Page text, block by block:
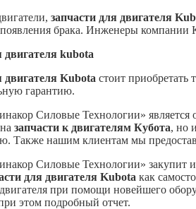
запчасти для двигателя
брака. Инженеры компании
двигателя kubota
двигателя Kubota стоит приобретать
гарантию.
Силовые Технологии»
запчасти к двигателям Кубота, но
Также нашим клиентам мы
Силовые Технологии» закупит и
для двигателя Kubota как
при помощи новейшего
этом подробный отчет.